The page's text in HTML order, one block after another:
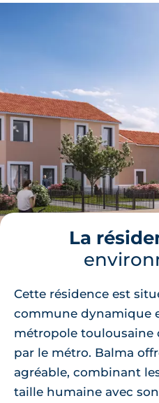
La
Cette résidence est
commune dynamique
métropole toulousaine
par le métro. Balma
agréable, combinant
taille humaine avec